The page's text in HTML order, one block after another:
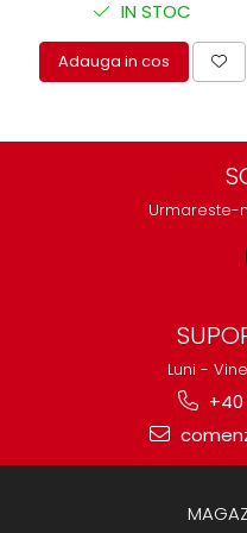
IN STOC
Adauga in cos
Urmareste-
Luni -